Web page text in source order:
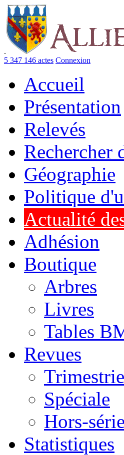
.
5 347 146 actes Connexion
Accueil
Présentation
Relevés
Rechercher
Géographie
Politique
Actualité
Adhésion
Boutique
Arbres
Livres
Tables
Revues
Spéciale
Hors-série
Statistiques